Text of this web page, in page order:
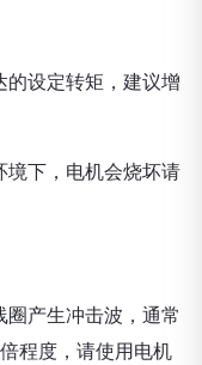
设定转矩，建议增
下，电机会烧坏请
产生冲击波，通常
程度，请使用电机